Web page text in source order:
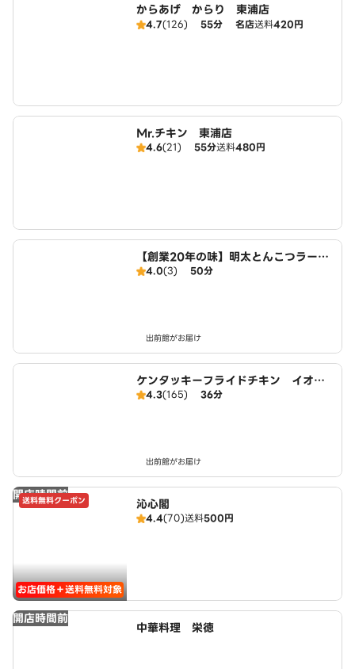
からあげ からり 東浦店
4.7(126) 55分 名店送料420円
Mr.チキン 東浦店
4.6(21) 55分送料480円
【創業20年の味】明太とんこつラーメ
ンが名物！！ 麺家一火 半田本店
4.0(3) 50分
出前館がお届け
ケンタッキーフライドチキン イオン
モール東浦店
4.3(165) 36分
出前館がお届け
開店時間前
送料無料クーポン
お店価格＋送料無料対象
沁心閣
4.4(70)送料500円
開店時間前
中華料理 栄徳